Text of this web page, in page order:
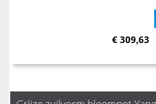
€ 309,63